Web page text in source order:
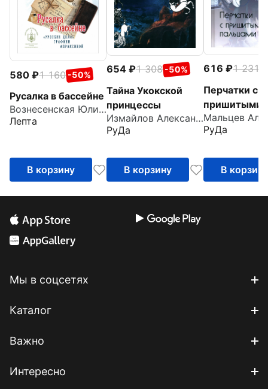
580 1 160 -50%
Русалка в бассейне
Вознесенская Юлия Николаевна
Лепта
В корзину
654 1 308 -50%
Тайна Укокской
принцессы
Измайлов Александр
РуДа
В корзину
616 1 231
Перчатки с
пришитыми
пальцами
РуДа
В корзину
Мы в соцсетях
Каталог
Важно
Интересно